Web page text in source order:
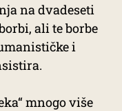
na dvadeseti
ali te borbe
i
mnogo više